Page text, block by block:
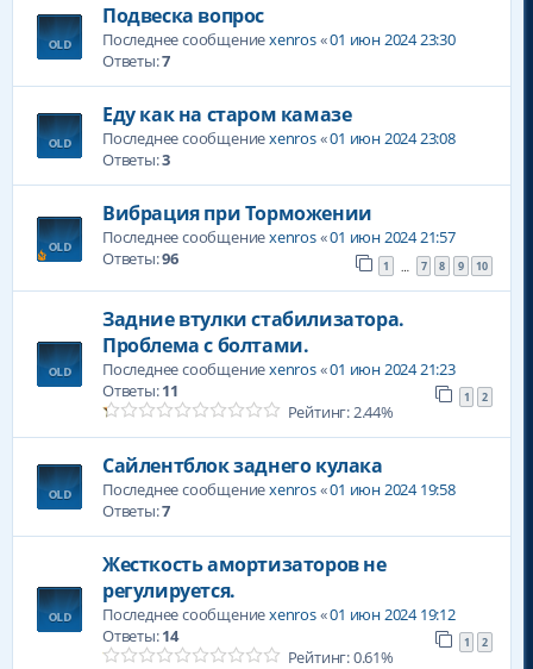
Подвеска вопрос
Последнее сообщениеxenros«01 июн 2024 23:30
Ответы:7
Еду как на старом камазе
Последнее сообщениеxenros«01 июн 2024 23:08
Ответы:3
Вибрация при Торможении
Последнее сообщениеxenros«01 июн 2024 21:57
Ответы:96 1 7 8 9 10
Задние втулки стабилизатора.
Проблема с болтами.
Последнее сообщениеxenros«01 июн 2024 21:23
Ответы:11 1 2
Рейтинг: 2.44%
Сайлентблок заднего кулака
Последнее сообщениеxenros«01 июн 2024 19:58
Ответы:7
Жесткость амортизаторов не
регулируется.
Последнее сообщениеxenros«01 июн 2024 19:12
Ответы:14 1 2
Рейтинг: 0.61%